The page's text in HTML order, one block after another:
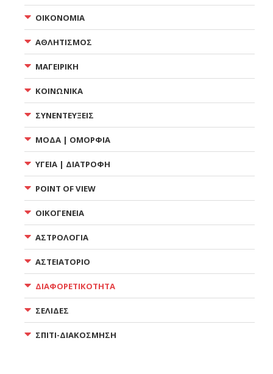
ΟΙΚΟΝΟΜΙΑ
ΑΘΛΗΤΙΣΜΟΣ
ΜΑΓΕΙΡΙΚΗ
ΚΟΙΝΩΝΙΚΑ
ΣΥΝΕΝΤΕΥΞΕΙΣ
ΜΟΔΑ | ΟΜΟΡΦΙΑ
ΥΓΕΙΑ | ΔΙΑΤΡΟΦΗ
POINT OF VIEW
ΟΙΚΟΓΕΝΕΙΑ
ΑΣΤΡΟΛΟΓΙΑ
ΑΣΤΕΙΑΤΟΡΙΟ
ΔΙΑΦΟΡΕΤΙΚΟΤΗΤΑ
ΣΕΛΙΔΕΣ
ΣΠΙΤΙ-ΔΙΑΚΟΣΜΗΣΗ